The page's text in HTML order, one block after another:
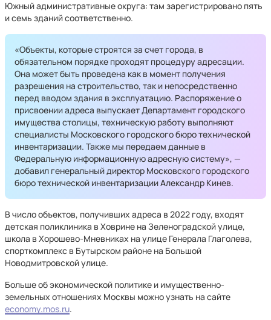
Южный административные округа: там зарегистрировано пять
и семь зданий соответственно.
«Объекты, которые строятся за счет города, в
обязательном порядке проходят процедуру адресации.
Она может быть проведена как в момент получения
разрешения на строительство, так и непосредственно
перед вводом здания в эксплуатацию. Распоряжение о
присвоении адреса выпускает Департамент городского
имущества столицы, техническую работу выполняют
специалисты Московского городского бюро технической
инвентаризации. Также мы передаем данные в
Федеральную информационную адресную систему», —
добавил генеральный директор Московского городского
бюро технической инвентаризации Александр Кинев.
В число объектов, получивших адреса в 2022 году, входят
детская поликлиника в Ховрине на Зеленоградской улице,
школа в Хорошево-Мневниках на улице Генерала Глаголева,
спорткомплекс в Бутырском районе на Большой
Новодмитровской улице.
Больше об экономической политике и имущественно-
земельных отношениях Москвы можно узнать на сайте
economy.mos.ru.